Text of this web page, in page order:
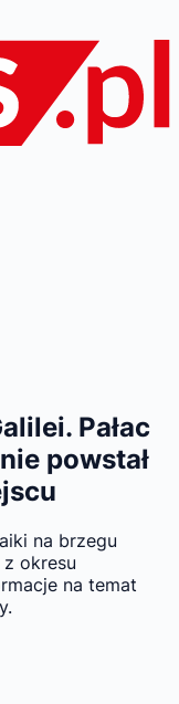
Pałac
powstał
na brzegu
okresu
na temat